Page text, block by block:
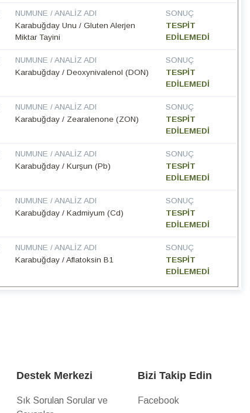
NUMUNE / ANALIZ ADI
Karabuğday Unu / Gluten Alerjen
Miktar Tayini
SONUÇ
TESPİT
EDİLEMEDİ
NUMUNE / ANALIZ ADI
Karabuğday / Deoxynivalenol (DON)
SONUÇ
TESPİT
EDİLEMEDİ
NUMUNE / ANALIZ ADI
Karabuğday / Zearalenone (ZON)
SONUÇ
TESPİT
EDİLEMEDİ
NUMUNE / ANALIZ ADI
Karabuğday / Kurşun (Pb)
SONUÇ
TESPİT
EDİLEMEDİ
NUMUNE / ANALIZ ADI
Karabuğday / Kadmiyum (Cd)
SONUÇ
TESPİT
EDİLEMEDİ
NUMUNE / ANALIZ ADI
Karabuğday / Aflatoksin B1
SONUÇ
TESPİT
EDİLEMEDİ
Bizi Takip Edin
Facebook
Destek Merkezi
Sık Sorulan Sorular ve